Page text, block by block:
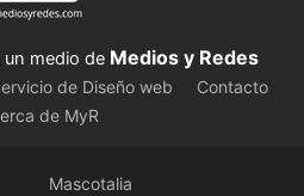
un medio de Medios y Redes
de Diseño web
Contacto
de MyR
Mascotalia